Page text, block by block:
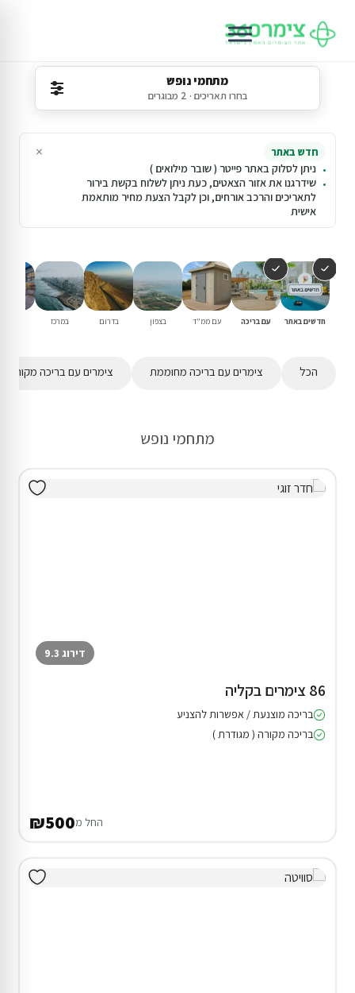
מתחמי נופש
בחרו תאריכים · 2 מבוגרים
חדש באתר
ניתן לסלוק באתר פייטר ( שובר מילואים )
שידרגנו את אזור הצאטים, כעת ניתן לשלוח בקשת בירור
לתאריכים והרכב אורחים, וכן לקבל הצעת מחיר מותאמת
אישית
×
חדשים באתר עם בריכה עם ממ"ד בצפון בדרום במרכז
הכל צימרים עם בריכה מחוממת צימרים עם בריכה מקורה
מתחמי נופש
דירוג 9.3
86 צימרים בקליה
בריכה מוצנעת / אפשרות להצניע
בריכה מקורה ( מגודרת )
החל מ₪500